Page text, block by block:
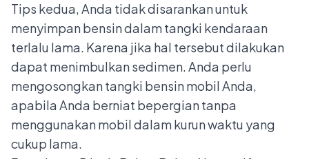
Tips kedua, Anda tidak disarankan untuk
menyimpan bensin dalam tangki kendaraan
terlalu lama. Karena jika hal tersebut dilakukan
dapat menimbulkan sedimen. Anda perlu
mengosongkan tangki bensin mobil Anda,
apabila Anda berniat bepergian tanpa
menggunakan mobil dalam kurun waktu yang
cukup lama.